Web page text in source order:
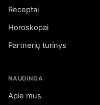
Receptai
Horoskopai
Partnerių turinys
NAUDINGA
Apie mus